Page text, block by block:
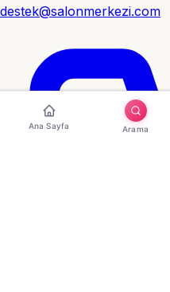
destek@salonmerkezi.com
Ana Sayfa Arama